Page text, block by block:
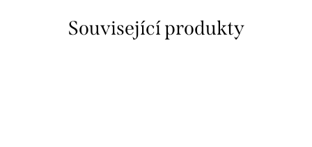
Související produkty